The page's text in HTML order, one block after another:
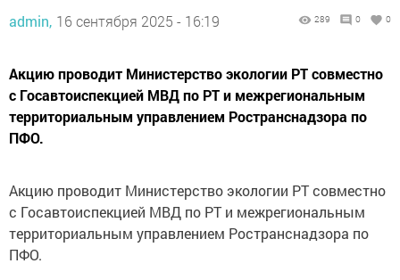
admin, 16 сентября 2025 - 16:19 289 0 0
Акцию проводит Министерство экологии РТ совместно
с Госавтоиспекцией МВД по РТ и межрегиональным
территориальным управлением Ространснадзора по
ПФО.
Акцию проводит Министерство экологии РТ совместно
с Госавтоиспекцией МВД по РТ и межрегиональным
территориальным управлением Ространснадзора по
ПФО.